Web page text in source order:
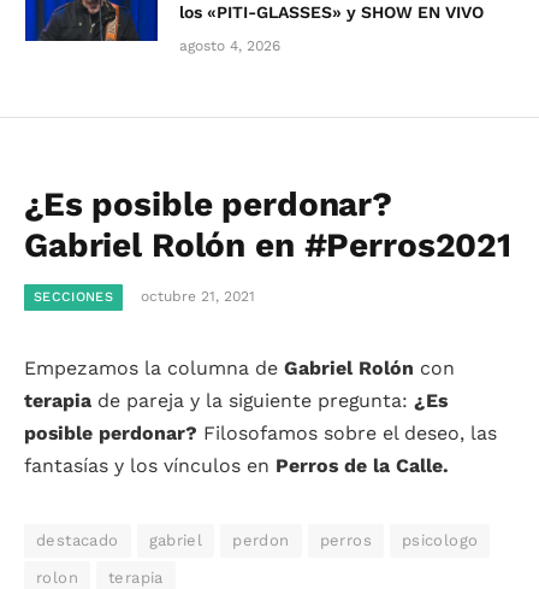
los «PITI-GLASSES» y SHOW EN VIVO
agosto 4, 2026
¿Es posible perdonar?
Gabriel Rolón en #Perros2021
SECCIONES octubre 21, 2021
Empezamos la columna de Gabriel Rolón con
terapia de pareja y la siguiente pregunta: ¿Es
posible perdonar? Filosofamos sobre el deseo, las
fantasías y los vínculos en Perros de la Calle.
destacado gabriel perdon perros psicologo
rolon terapia